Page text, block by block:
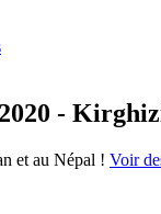
-
et au Népal ! Voir